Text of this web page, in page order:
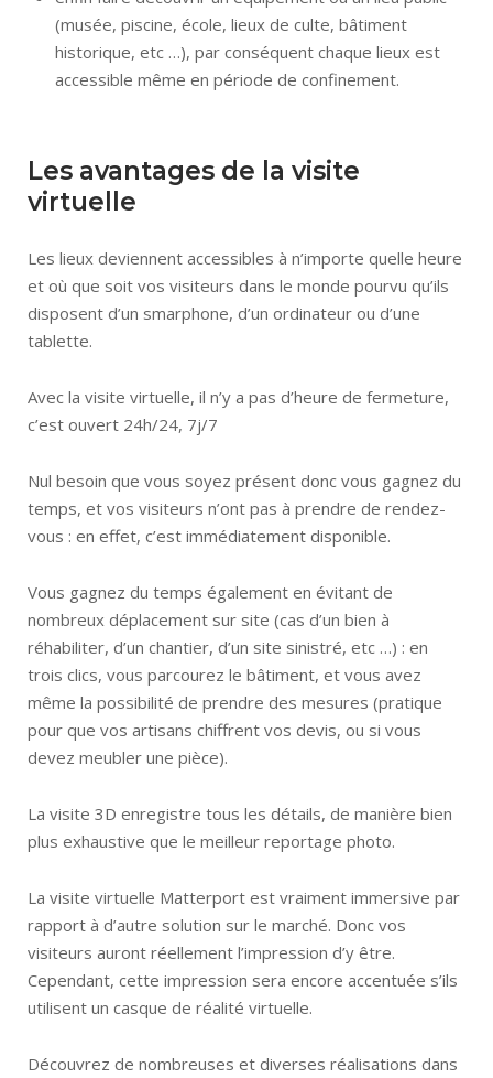
(musée, piscine, école, lieux de culte, bâtiment
historique, etc …), par conséquent chaque lieux est
accessible même en période de confinement.
Les avantages de la visite
virtuelle
Les lieux deviennent accessibles à n’importe quelle heure
et où que soit vos visiteurs dans le monde pourvu qu’ils
disposent d’un smarphone, d’un ordinateur ou d’une
tablette.
Avec la visite virtuelle, il n’y a pas d’heure de fermeture,
c’est ouvert 24h/24, 7j/7
Nul besoin que vous soyez présent donc vous gagnez du
temps, et vos visiteurs n’ont pas à prendre de rendez-
vous : en effet, c’est immédiatement disponible.
Vous gagnez du temps également en évitant de
nombreux déplacement sur site (cas d’un bien à
réhabiliter, d’un chantier, d’un site sinistré, etc …) : en
trois clics, vous parcourez le bâtiment, et vous avez
même la possibilité de prendre des mesures (pratique
pour que vos artisans chiffrent vos devis, ou si vous
devez meubler une pièce).
La visite 3D enregistre tous les détails, de manière bien
plus exhaustive que le meilleur reportage photo.
La visite virtuelle Matterport est vraiment immersive par
rapport à d’autre solution sur le marché. Donc vos
visiteurs auront réellement l’impression d’y être.
Cependant, cette impression sera encore accentuée s’ils
utilisent un casque de réalité virtuelle.
Découvrez de nombreuses et diverses réalisations dans